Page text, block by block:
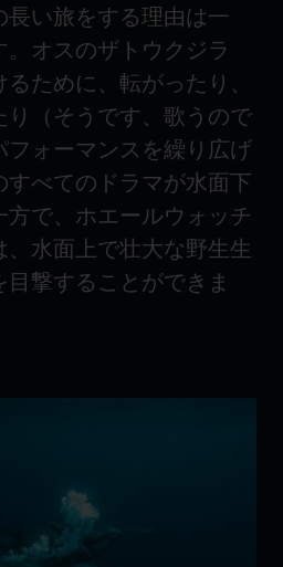
い旅をする理由は一
オスのザトウクジラ
ために、転がったり、
（そうです、歌うので
ォーマンスを繰り広げ
すべてのドラマが水面下
で、ホエールウォッチ
、水面上で壮大な野生生
撃することができま